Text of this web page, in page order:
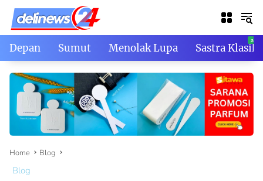
Skip
content
Depan Sumut Menolak Lupa Sastra Klasik
Home Blog
Blog